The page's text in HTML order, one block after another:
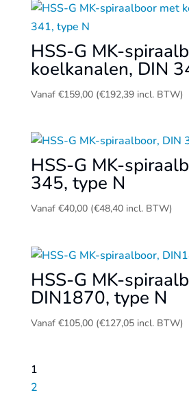
HSS-G MK-
koelkanalen, DIN
Vanaf €159,00 (€192,39incl. BTW)
HSS-G MK-
345, type N
Vanaf €40,00 (€48,40incl. BTW)
HSS-G MK-
DIN1870, type N
Vanaf €105,00 (€127,05incl. BTW)
1
2